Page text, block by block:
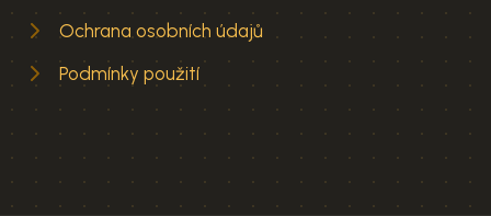
Ochrana osobních údajů
Podmínky použití